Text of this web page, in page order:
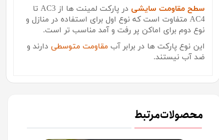
سطح مقاومت سایشی در پارکت لمینت ها از AC3 تا
AC4 متفاوت است که نوع اول برای استفاده در منازل و
نوع دوم برای اماکن پر رفت و آمد مناسب تر است.
این نوع پارکت ها در برابر آب مقاومت متوسطی دارند و
ضد آب نیستند.
محصولات مرتبط